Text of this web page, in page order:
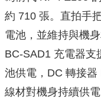
約 710 張。直拍手
電池，並維持與機
BC-SAD1 充電器支
池供電，DC 轉接
線材對機身持續供